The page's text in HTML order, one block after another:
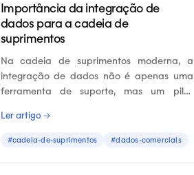
Importância da integração de
dados para a cadeia de
suprimentos
Na cadeia de suprimentos moderna, a
integração de dados não é apenas uma
ferramenta de suporte, mas um pilar
Ler artigo →
#cadeia-de-suprimentos #dados-comerciais